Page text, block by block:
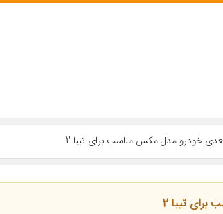
خودرو مدل مکس مناسب برای تیبا 2
تیبا 2